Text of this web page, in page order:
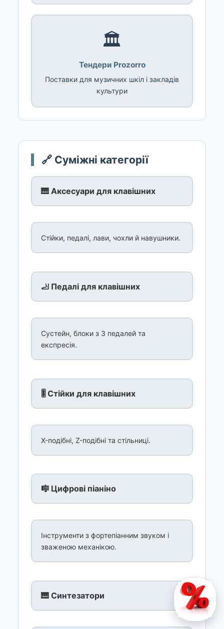
🏛️
Тендери Prozorro
Поставки для музичних шкіл і закладів
культури
🔗 Суміжні категорії
🎹 Аксесуари для клавішних
Стійки, педалі, лави, чохли й навушники.
🦶 Педалі для клавішних
Сустейн, блоки з 3 педалей та
експресія.
🎚️ Стійки для клавішних
X-подібні, Z-подібні та стільниці.
🎼 Цифрові піаніно
Інструменти з фортепіанним звуком і
зваженою механікою.
🎹 Синтезатори